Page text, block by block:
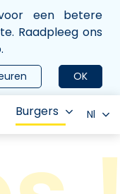
een betere
Raadpleeg ons
OK
Burgers Nl